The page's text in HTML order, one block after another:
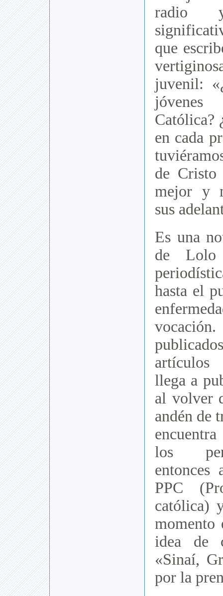
radio
que
juvenil:
Católica?
en cada
de
mejor y
sus
Es una
de Lolo
hasta el
artículos
llega a
al volver
andén de
los
entonces
PPC
católica)
momento
idea de
«Sinaí,
por la